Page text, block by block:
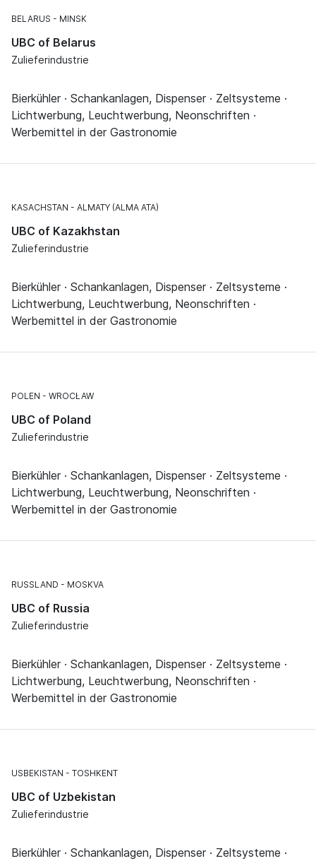
BELARUS MINSK
UBC of Belarus
Zulieferindustrie
Bierkühler · Schankanlagen, Dispenser · Zeltsysteme ·
Lichtwerbung, Leuchtwerbung, Neonschriften ·
Werbemittel in der Gastronomie
KASACHSTAN ALMATY (ALMA ATA)
UBC of Kazakhstan
Zulieferindustrie
Bierkühler · Schankanlagen, Dispenser · Zeltsysteme ·
Lichtwerbung, Leuchtwerbung, Neonschriften ·
Werbemittel in der Gastronomie
POLEN WROCŁAW
UBC of Poland
Zulieferindustrie
Bierkühler · Schankanlagen, Dispenser · Zeltsysteme ·
Lichtwerbung, Leuchtwerbung, Neonschriften ·
Werbemittel in der Gastronomie
RUSSLAND MOSKVA
UBC of Russia
Zulieferindustrie
Bierkühler · Schankanlagen, Dispenser · Zeltsysteme ·
Lichtwerbung, Leuchtwerbung, Neonschriften ·
Werbemittel in der Gastronomie
USBEKISTAN TOSHKENT
UBC of Uzbekistan
Zulieferindustrie
Bierkühler · Schankanlagen, Dispenser · Zeltsysteme ·